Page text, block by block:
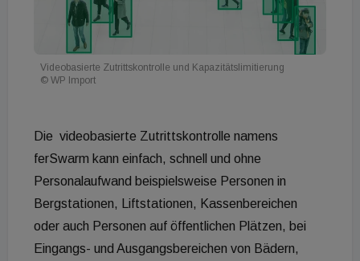
Videobasierte Zutrittskontrolle und Kapazitätslimitierung
© WP Import
Die videobasierte Zutrittskontrolle namens
ferSwarm kann einfach, schnell und ohne
Personalaufwand beispielsweise Personen in
Bergstationen, Liftstationen, Kassenbereichen
oder auch Personen auf öffentlichen Plätzen, bei
Eingangs- und Ausgangsbereichen von Bädern,